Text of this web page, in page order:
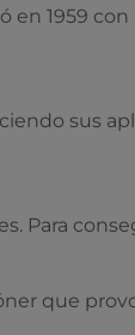
1959
sus
Para
que